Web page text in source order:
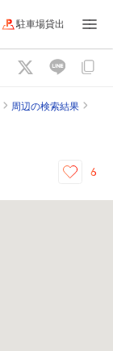
駐車場貸出
周辺の検索結果
6